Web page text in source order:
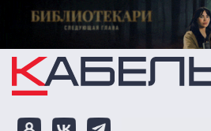
Перейти к основному содержанию